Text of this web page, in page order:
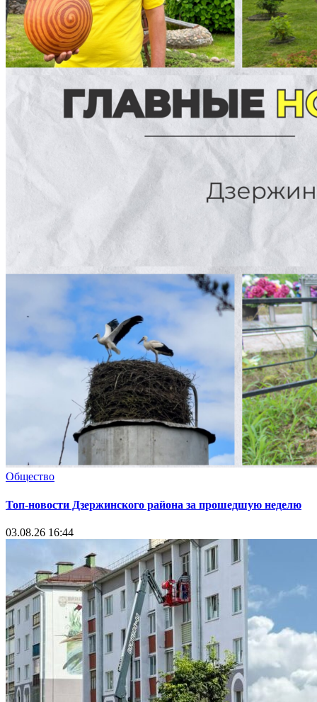
Общество
Топ-новости Дзержинского района за прошедшую неделю
03.08.26 16:44